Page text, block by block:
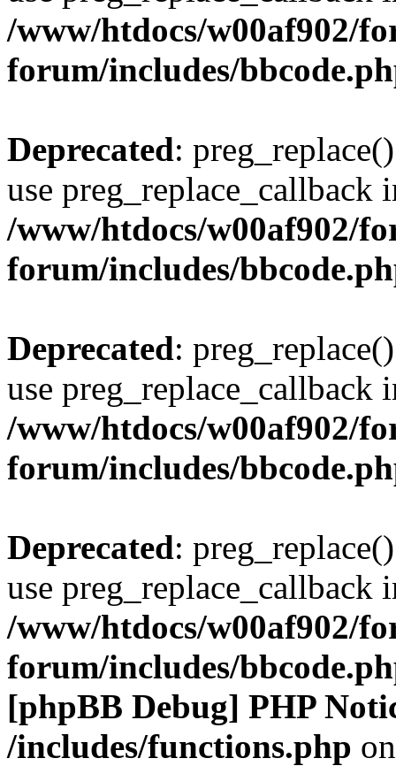
/www/htdocs/w00af902/
forum/includes/
Deprecated:
use preg_replace_callback
/www/htdocs/w00af902/
forum/includes/
Deprecated:
use preg_replace_callback
/www/htdocs/w00af902/
forum/includes/
Deprecated:
use preg_replace_callback
/www/htdocs/w00af902/
forum/includes/
[phpBB Debug] PHP
/includes/functions.php